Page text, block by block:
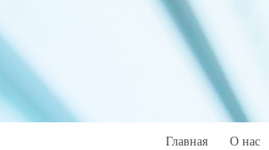
Главная О нас